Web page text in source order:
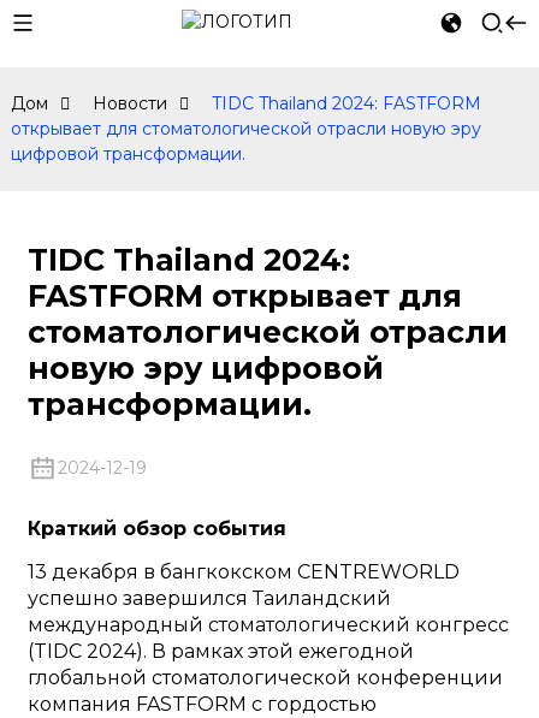
Дом Новости
TIDC Thailand 2024: FASTFORM
открывает для стоматологической отрасли новую эру
цифровой трансформации.
TIDC Thailand 2024:
FASTFORM открывает для
стоматологической отрасли
новую эру цифровой
трансформации.
2024-12-19
Краткий обзор события
13 декабря в бангкокском CENTREWORLD
успешно завершился Таиландский
международный стоматологический конгресс
(TIDC 2024). В рамках этой ежегодной
глобальной стоматологической конференции
компания FASTFORM с гордостью